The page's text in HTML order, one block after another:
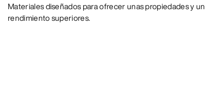
Materiales diseñados para ofrecer unas propiedades y un
rendimiento superiores.